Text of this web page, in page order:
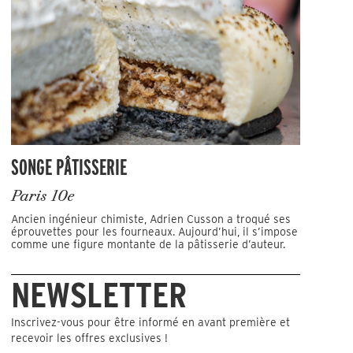
SONGE PÂTISSERIE
Paris 10e
Ancien ingénieur chimiste, Adrien Cusson a troqué ses
éprouvettes pour les fourneaux. Aujourd’hui, il s’impose
comme une figure montante de la pâtisserie d’auteur.
NEWSLETTER
Inscrivez-vous pour être informé en avant première et
recevoir les offres exclusives !